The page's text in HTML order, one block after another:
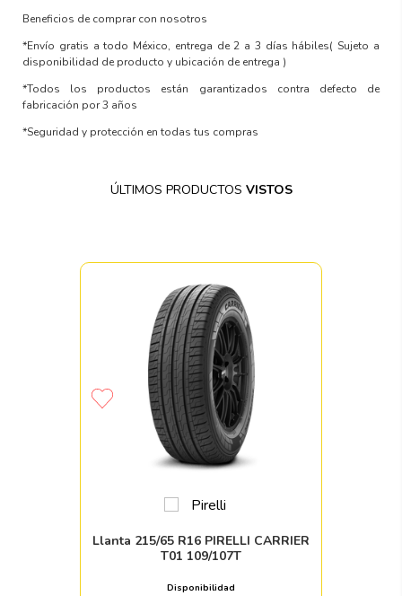
Beneficios de comprar con nosotros
*Envío gratis a todo México, entrega de 2 a 3 días hábiles( Sujeto a
disponibilidad de producto y ubicación de entrega )
*Todos los productos están garantizados contra defecto de
fabricación por 3 años
*Seguridad y protección en todas tus compras
ÚLTIMOS PRODUCTOS VISTOS
Llanta 215/65 R16 PIRELLI CARRIER
T01 109/107T
Disponibilidad